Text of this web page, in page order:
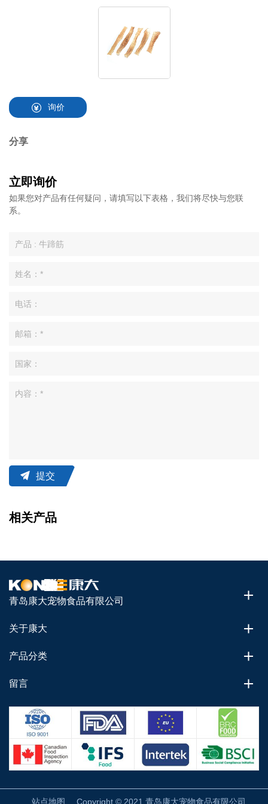
询价
分享
立即询价
如果您对产品有任何疑问，请填写以下表格，我们将尽快与您联
系。
提交
相关产品
青岛康大宠物食品有限公司
关于康大
产品分类
留言
站点地图 Copyright © 2021 青岛康大宠物食品有限公司